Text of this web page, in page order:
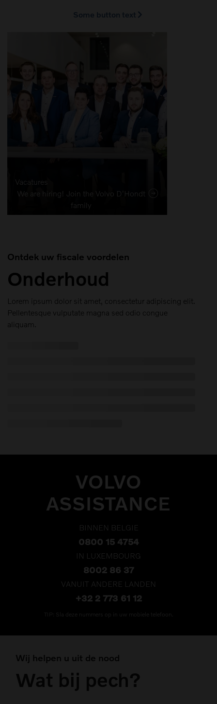
Some button text
Vacatures
We are hiring! Join the Volvo D'Hondt
family
Ontdek uw fiscale voordelen
Onderhoud
Lorem ipsum dolor sit amet, consectetur adipiscing elit.
Pellentesque vulputate magna sed odio congue
aliquam.
VOLVO
ASSISTANCE
BINNEN BELGIE
0800 15 4754
IN LUXEMBOURG
8002 86 37
VANUIT ANDERE LANDEN
+32 2 773 61 12
TIP: Sla deze nummers op in uw mobiele telefoon.
Wij helpen u uit de nood
Wat bij pech?